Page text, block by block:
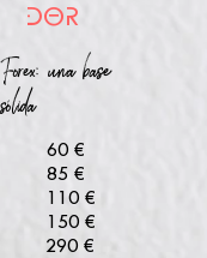
DOR
Forex: una base
sólida
60 €
85 €
110 €
150 €
290 €